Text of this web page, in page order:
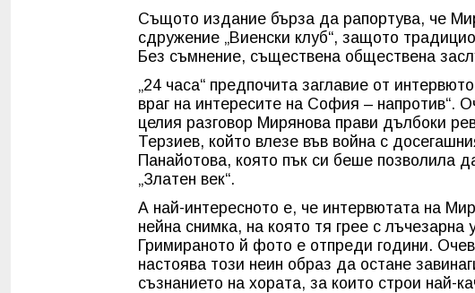
Същото издание бърза да рапортува, че
сдружение „Виенски клуб“, защото
Без съмнение, съществена обществена
„24 часа“ предпочита заглавие от
враг на интересите на София – напротив“.
целия разговор Мирянова прави дълбоки
Терзиев, който влезе във война с
Панайотова, която пък си беше позволила
„Златен век“.
А най-интересното е, че интервютата на
нейна снимка, на която тя грее с лъчезарна
Гримираното й фото е отпреди години.
настоява този неин образ да остане
съзнанието на хората, за които строи най-